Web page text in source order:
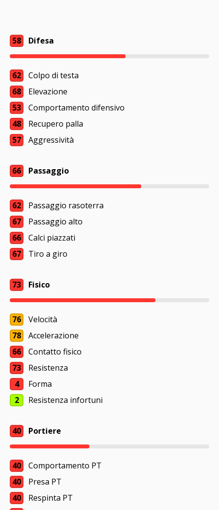
58 Difesa
62
Colpo di testa
68
Elevazione
53
Comportamento difensivo
48
Recupero palla
57
Aggressività
66 Passaggio
62
Passaggio rasoterra
67
Passaggio alto
66
Calci piazzati
67
Tiro a giro
73 Fisico
76
Velocità
78
Accelerazione
66
Contatto fisico
73
Resistenza
4
Forma
2
Resistenza infortuni
40 Portiere
40
Comportamento PT
40
Presa PT
40
Respinta PT